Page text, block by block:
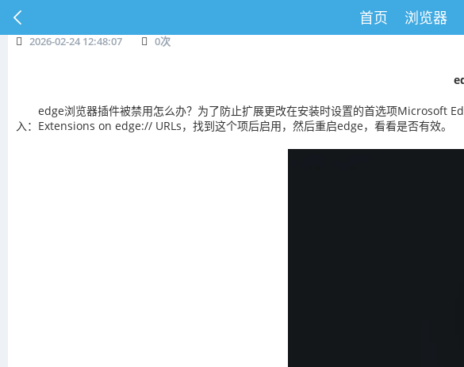
首页 浏览器
2026-02-24 12:48:07 0次
edge浏览器插件被禁用怎么办？为了防止扩展更改在安装时设置的首选项Microsoft
入：Extensions on edge:// URLs，找到这个项后启用，然后重启edge，看看是否有效。